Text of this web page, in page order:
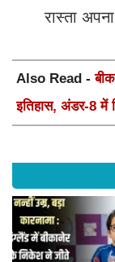
रास्ता
Also Read -
इतिहास, अंडर-8 में